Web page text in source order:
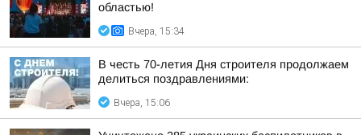
областью!
Вчера, 15:34
В честь 70-летия Дня строителя продолжаем
делиться поздравлениями:
Вчера, 15:06